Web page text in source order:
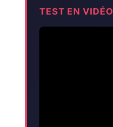
TEST EN VIDÉO